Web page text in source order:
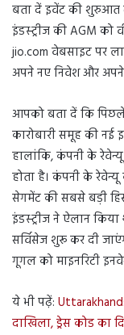
बता दें इवेंट की शुरुआत
इंडस्ट्रीज की AGM को
jio.com वेबसाइट पर
अपने नए निवेश और
आपको बता दें कि
कारोबारी समूह की नई
हालांकि, कंपनी के
होता है। कंपनी के
सेगमेंट की सबसे बड़ी
इंडस्ट्रीज ने ऐलान
सर्विसेज शुरू कर दी
गूगल को माइनरिटी
ये भी पढ़ें:
दाखिला, ड्रेस कोड का